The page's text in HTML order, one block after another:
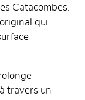
Catacombes.
qui
travers un